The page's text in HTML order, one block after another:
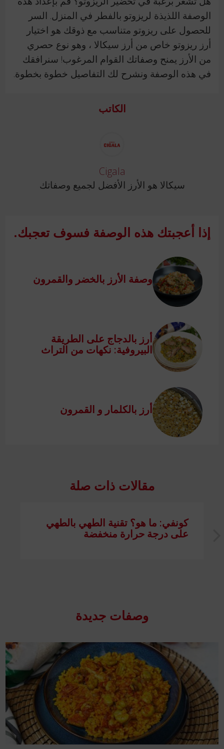
الوصفة اللذيذة لريزوتو بالفطر في المنزل. السر
للحصول على ريزوتو متناسب مع ذوقك هو اختيار
أرز ريزوتو خاص من أرز سيكالا ، وهو نوع حصري
من الأرز يمنح وصفاتك القوام المرغوب! سنرافقك
في هذه الوصفة ونشرح لك التفاصيل خطوة بخطوة.
الكاتب
Cigala
سيكالا هو الأرز الأفضل لجميع وصفاتك
إذا أعجبتك هذه الوصفة فسوف تعجبك.
وصفة الأرز بالخضر والقمرون
أرز بالدجاج على الطريقة
البيروفية: نكهات من التراث
أرز بالكلمار و القمرون
مقالات ذات صلة
كونفي: ما هو؟ تقنية الطهي بالطهي
على درجة حرارة منخفضة
وصفات جدیدة